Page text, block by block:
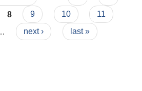
8 9 10
11
next › last »